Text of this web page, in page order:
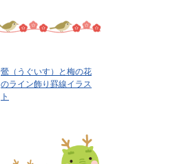
鶯（うぐいす）と梅の花
のライン飾り罫線イラス
ト